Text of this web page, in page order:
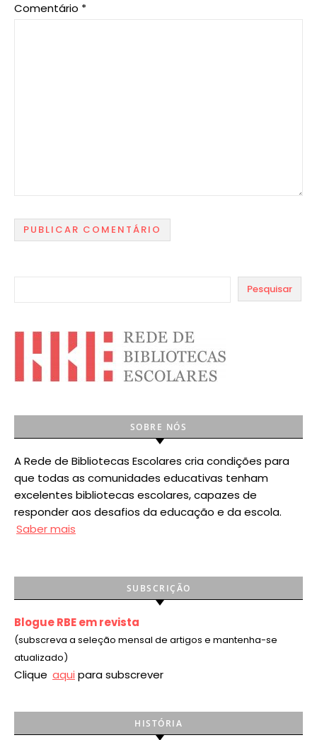
Comentário *
Pesquisar
SOBRE NÓS
A Rede de Bibliotecas Escolares cria condições para
que todas as comunidades educativas tenham
excelentes bibliotecas escolares, capazes de
responder aos desafios da educação e da escola.
Saber mais
SUBSCRIÇÃO
Blogue RBE em revista
(subscreva a seleção mensal de artigos e mantenha-se
atualizado)
Clique aqui para subscrever
HISTÓRIA